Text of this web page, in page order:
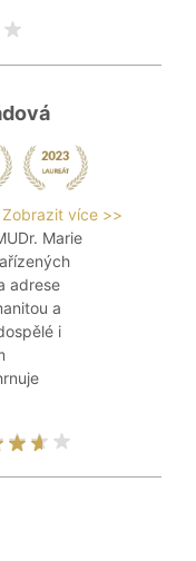
Zobrazit více >>
Marie
adrese
a
i